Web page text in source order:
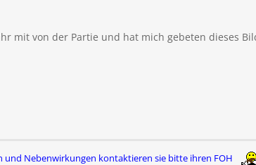
mit von der Partie und hat mich gebeten dieses
und Nebenwirkungen kontaktieren sie bitte ihren FOH